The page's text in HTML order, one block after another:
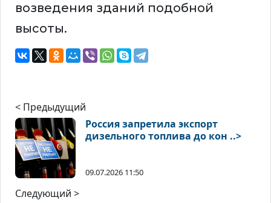
возведения зданий подобной
высоты.
< Предыдущий
Россия запретила экспорт
дизельного топлива до кон ..>
09.07.2026 11:50
Следующий >